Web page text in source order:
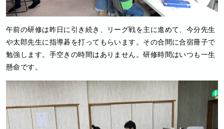
午前の研修は昨日に引き続き、リーグ戦を主に進めて、今分先生
や太郎先生に指導碁を打ってもらいます。その合間に合宿冊子で
勉強します。手空きの時間はありません。研修時間はいつも一生
懸命です。